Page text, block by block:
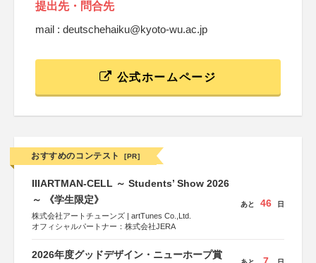
提出先・問合先
mail : deutschehaiku@kyoto-wu.ac.jp
公式ホームページ
おすすめのコンテスト [PR]
IIIARTMAN-CELL ～ Students’ Show 2026
～ 《学生限定》
株式会社アートチューンズ | artTunes Co.,Ltd.
オフィシャルパートナー：株式会社JERA
あと 46 日
2026年度グッドデザイン・ニューホープ賞